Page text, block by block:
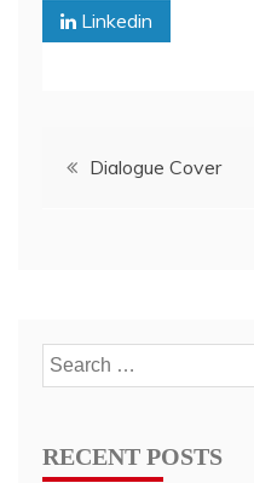
Linkedin
PostDialogue Cover
Search
for:
RECENT POSTS